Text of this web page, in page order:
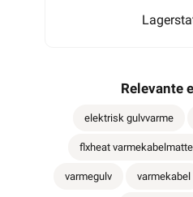
Relevante
elektrisk gulvvarme
flxheat varmekabelmatte
varmegulv varmekabel